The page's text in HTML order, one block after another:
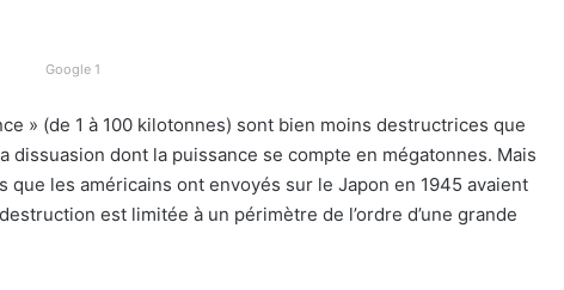
Google 1
» (de 1 à 100 kilotonnes) sont bien moins destructrices que
dont la puissance se compte en mégatonnes. Mais
les américains ont envoyés sur le Japon en 1945 avaient
est limitée à un périmètre de l’ordre d’une grande